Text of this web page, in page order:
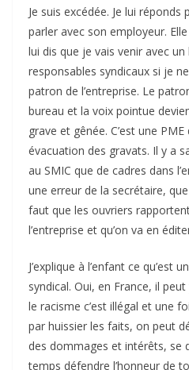
Je suis excédée. Je lui
parler avec son employeur.
lui dis que je vais venir avec
responsables syndicaux si je
patron de l’entreprise. Le
bureau et la voix pointue
grave et gênée. C’est une
évacuation des gravats. Il y a
au SMIC que de cadres dans
une erreur de la secrétaire,
faut que les ouvriers
l’entreprise et qu’on va en
J’explique à l’enfant ce qu’est
syndical. Oui, en France, il
le racisme c’est illégal et une
par huissier les faits, on peut
des dommages et intérêts, se
temps défendre l’honneur de